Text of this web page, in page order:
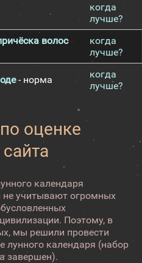
когда
лучше?
волос-
когда
лучше?
- норма
когда
лучше?
оценке
календаря
не учитывают огромных
Поэтому, в
мы решили провести
лунного календаря (набор
завершен).